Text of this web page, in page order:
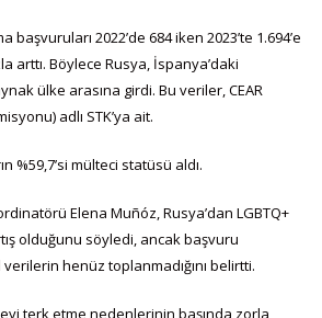
başvuruları 2022’de 684 iken 2023’te 1.694’e
arttı. Böylece Rusya, İspanya’daki
ülke arasına girdi. Bu veriler, CEAR
adlı STK’ya ait.
%59,7’si mülteci statüsü aldı.
Elena Muñóz, Rusya’dan LGBTQ+
olduğunu söyledi, ancak başvuru
henüz toplanmadığını belirtti.
terk etme nedenlerinin başında zorla